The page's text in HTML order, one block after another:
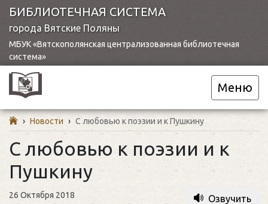
БИБЛИОТЕЧНАЯ СИСТЕМА
города Вятские Поляны
МБУК «Вятскополянская централизованная библиотечная
система»
Меню
› Новости › С любовью к поэзии и к Пушкину
С любовью к поэзии и к
Пушкину
26 Октября 2018 Озвучить